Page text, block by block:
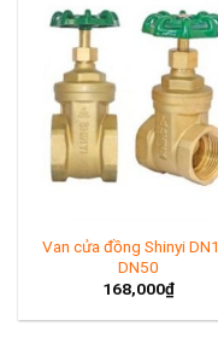
Van cửa đồng Shinyi
DN50
168,000₫